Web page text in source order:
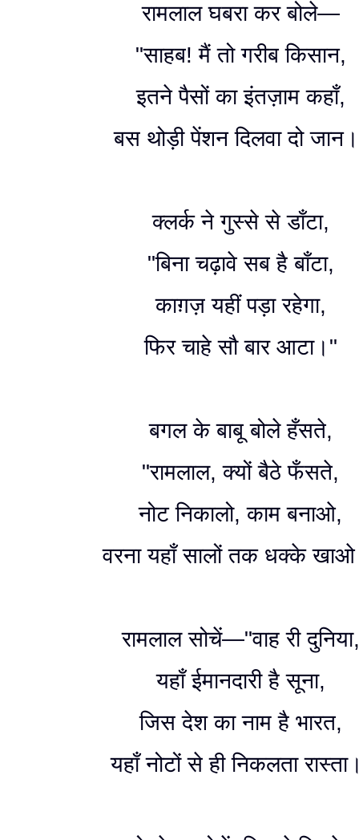
रामलाल घबरा कर बोले—
"साहब! मैं तो गरीब किसान,
इतने पैसों का इंतज़ाम कहाँ,
बस थोड़ी पेंशन दिलवा दो
क्लर्क ने गुस्से से डाँटा,
"बिना चढ़ावे सब है बाँटा,
काग़ज़ यहीं पड़ा रहेगा,
फिर चाहे सौ बार आटा।"
बगल के बाबू बोले हँसते,
"रामलाल, क्यों बैठे फँसते,
नोट निकालो, काम बनाओ,
वरना यहाँ सालों तक धक्के
रामलाल सोचें—"वाह री दुनिया,
यहाँ ईमानदारी है सूना,
जिस देश का नाम है भारत,
यहाँ नोटों से ही निकलता